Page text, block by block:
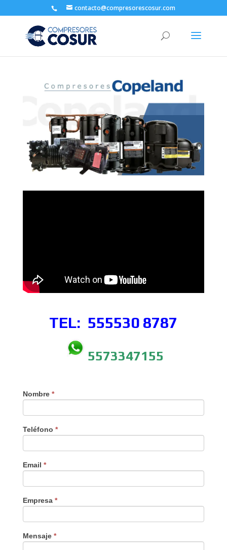
contacto@compresorescosur.com
TEL: 555530 8787
5573347155
Nombre *
Teléfono *
Email *
Empresa *
Mensaje *